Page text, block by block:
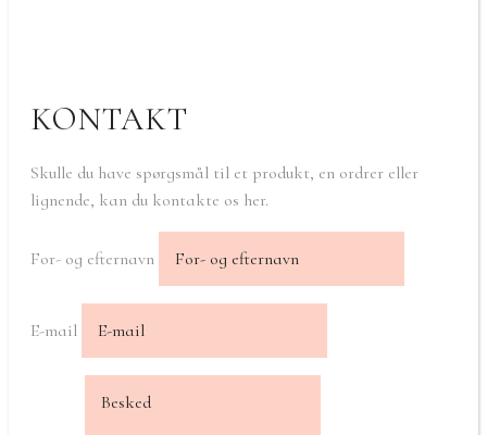
KONTAKT
Skulle du have spørgsmål til et produkt, en ordrer eller
lignende, kan du kontakte os her.
For- og efternavn
E-mail